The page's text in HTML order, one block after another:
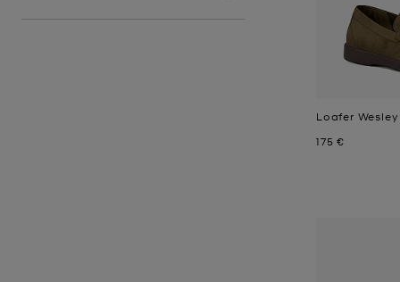
Loafer
Jetzt
175 €